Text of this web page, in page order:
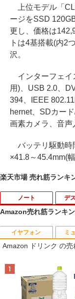
上位モデル「
ージをSSD
更し、価格は
トは4基搭載(内2
沢。
インターフェイ
用)、USB 2.0、
394、IEEE
hernet、SDカー
画素カメラ、音声
バッテリ駆動時
×41.8～45.4mm(
楽天市場 売れ筋ランキ
ノート
1
デ
1
1
Amazon売れ筋ランキ
イヤフォン ミ
Amazon ドリンク の